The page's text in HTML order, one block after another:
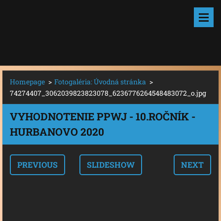
Homepage > Fotogaléria: Úvodná stránka >
74274407_3062039823823078_6236776264548483072_o.jpg
VYHODNOTENIE PPWJ - 10.ROČNÍK -
HURBANOVO 2020
PREVIOUS SLIDESHOW NEXT